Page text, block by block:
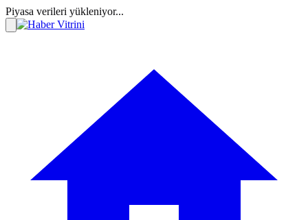
Piyasa verileri yükleniyor...